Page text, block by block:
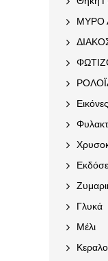
ΜΥΡΟ
Εικόνες
Γλυκά
Μέλι